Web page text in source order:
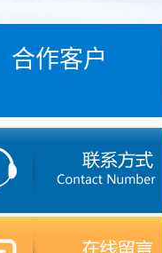
合作客户